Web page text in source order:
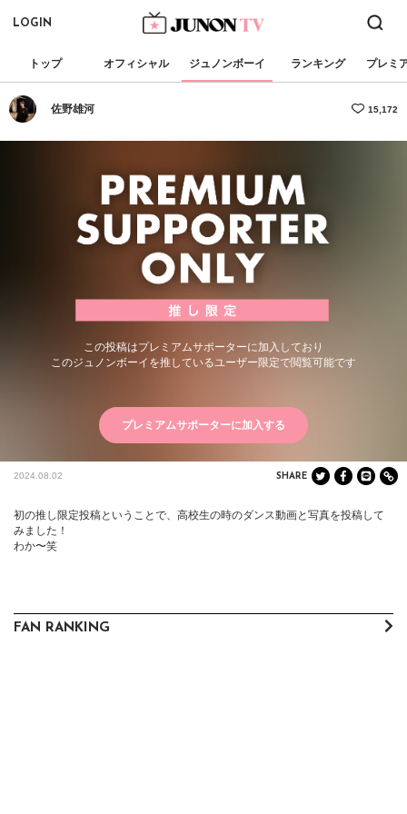
LOGIN
トップ オフィシャル ジュノンボーイ ランキング プレミ
佐野雄河 15,172
この投稿はプレミアムサポーターに加入しており
このジュノンボーイを推しているユーザー限定で閲覧可能です
プレミアムサポーターに加入する
2024.08.02 SHARE
初の推し限定投稿ということで、高校生の時のダンス動画と写真を投稿して
みました！
わか〜笑
FAN RANKING